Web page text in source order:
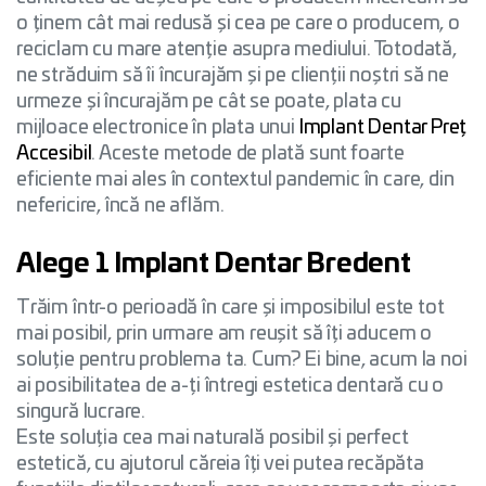
o ținem cât mai redusă și cea pe care o producem, o
reciclam cu mare atenție asupra mediului. Totodată,
ne străduim să îi încurajăm și pe clienții noștri să ne
urmeze și încurajăm pe cât se poate, plata cu
mijloace electronice în plata unui Implant Dentar Preț
Accesibil . Aceste metode de plată sunt foarte
eficiente mai ales în contextul pandemic în care, din
nefericire, încă ne aflăm.
Alege 1 Implant Dentar Bredent
Trăim într-o perioadă în care și imposibilul este tot
mai posibil, prin urmare am reușit să îți aducem o
soluție pentru problema ta. Cum? Ei bine, acum la noi
ai posibilitatea de a-ți întregi estetica dentară cu o
singură lucrare.
Este soluția cea mai naturală posibil și perfect
estetică, cu ajutorul căreia îți vei putea recăpăta